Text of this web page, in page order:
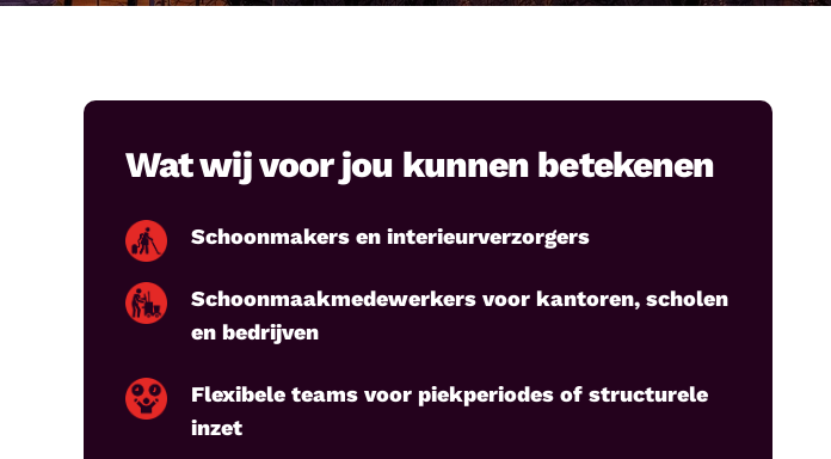
Wat wij voor jou kunnen betekenen
Schoonmakers en interieurverzorgers
Schoonmaakmedewerkers voor kantoren, scholen
en bedrijven
Flexibele teams voor piekperiodes of structurele
inzet